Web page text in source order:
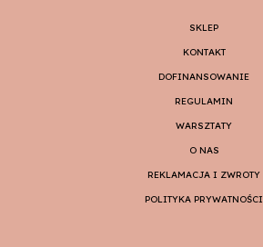
SKLEP
KONTAKT
DOFINANSOWANIE
REGULAMIN
WARSZTATY
O NAS
REKLAMACJA I ZWROTY
POLITYKA PRYWATNOŚCI